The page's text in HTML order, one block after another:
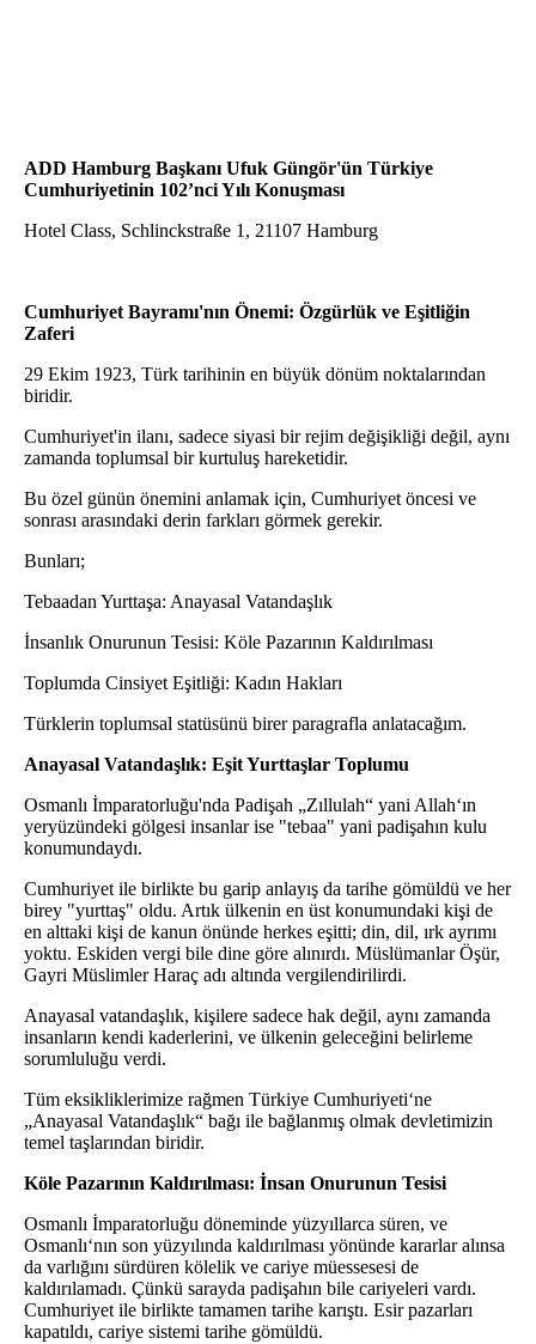
ADD Hamburg Başkanı Ufuk Güngör'ün Türkiye
Cumhuriyetinin 102’nci Yılı Konuşması
Hotel Class, Schlinckstraße 1, 21107 Hamburg
Cumhuriyet Bayramı'nın Önemi: Özgürlük ve Eşitliğin
Zaferi
29 Ekim 1923, Türk tarihinin en büyük dönüm noktalarından
biridir.
Cumhuriyet'in ilanı, sadece siyasi bir rejim değişikliği değil, aynı
zamanda toplumsal bir kurtuluş hareketidir.
Bu özel günün önemini anlamak için, Cumhuriyet öncesi ve
sonrası arasındaki derin farkları görmek gerekir.
Bunları;
Tebaadan Yurttaşa: Anayasal Vatandaşlık
İnsanlık Onurunun Tesisi: Köle Pazarının Kaldırılması
Toplumda Cinsiyet Eşitliği: Kadın Hakları
Türklerin toplumsal statüsünü birer paragrafla anlatacağım.
Anayasal Vatandaşlık: Eşit Yurttaşlar Toplumu
Osmanlı İmparatorluğu'nda Padişah „Zıllulah“ yani Allah‘ın
yeryüzündeki gölgesi insanlar ise "tebaa" yani padişahın kulu
konumundaydı.
Cumhuriyet ile birlikte bu garip anlayış da tarihe gömüldü ve her
birey "yurttaş" oldu. Artık ülkenin en üst konumundaki kişi de
en alttaki kişi de kanun önünde herkes eşitti; din, dil, ırk ayrımı
yoktu. Eskiden vergi bile dine göre alınırdı. Müslümanlar Öşür,
Gayri Müslimler Haraç adı altında vergilendirilirdi.
Anayasal vatandaşlık, kişilere sadece hak değil, aynı zamanda
insanların kendi kaderlerini, ve ülkenin geleceğini belirleme
sorumluluğu verdi.
Tüm eksikliklerimize rağmen Türkiye Cumhuriyeti‘ne
„Anayasal Vatandaşlık“ bağı ile bağlanmış olmak devletimizin
temel taşlarından biridir.
Köle Pazarının Kaldırılması: İnsan Onurunun Tesisi
Osmanlı İmparatorluğu döneminde yüzyıllarca süren, ve
Osmanlı‘nın son yüzyılında kaldırılması yönünde kararlar alınsa
da varlığını sürdüren kölelik ve cariye müessesesi de
kaldırılamadı. Çünkü sarayda padişahın bile cariyeleri vardı.
Cumhuriyet ile birlikte tamamen tarihe karıştı. Esir pazarları
kapatıldı, cariye sistemi tarihe gömüldü.